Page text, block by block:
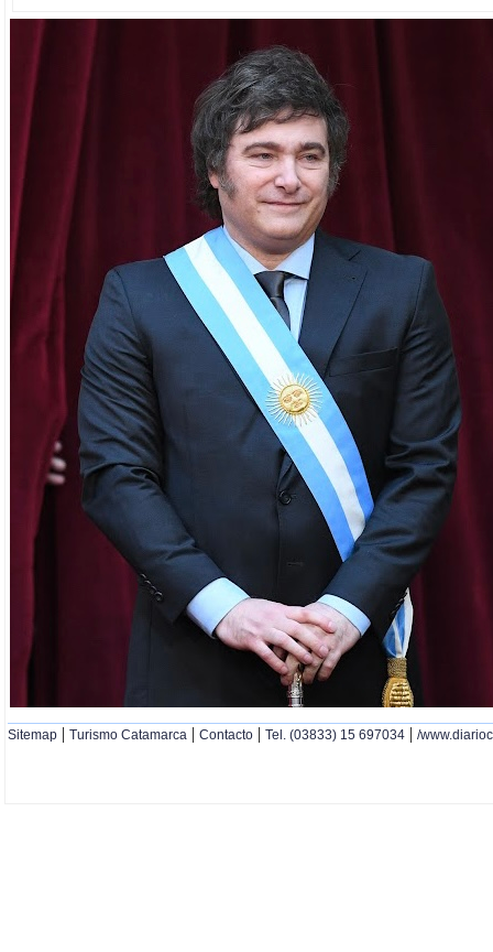
Sitemap | Turismo Catamarca | Contacto | Tel. (03833) 15 697034 | /